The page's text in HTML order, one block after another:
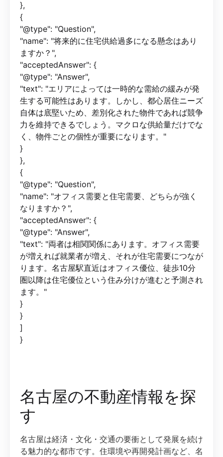
},
{
"@type": "Question",
"name": "将来的に住宅供給過多になる懸念はあり
ますか？",
"acceptedAnswer": {
"@type": "Answer",
"text": "エリアによっては一時的な需給の緩みが発
生する可能性はあります。しかし、都心居住ニーズ
自体は底堅いため、差別化された物件であれば競争
力を維持できるでしょう。マクロな供給量だけでな
く、物件ごとの個性が重要になります。"
}
},
{
"@type": "Question",
"name": "オフィス需要と住宅需要、どちらが強く
なりますか？",
"acceptedAnswer": {
"@type": "Answer",
"text": "両者は相関関係にあります。オフィス需要
が増えれば就業者が増え、それが住宅需要につなが
ります。名古屋駅直近はオフィス優位、徒歩10分
圏以降は住宅優位という住み分けが進むと予測され
ます。"
}
}
]
}
名古屋の不動産情報を探
す
名古屋は経済・文化・交通の要衝として発展を続け
る魅力的な都市です。住環境や再開発計画など、名